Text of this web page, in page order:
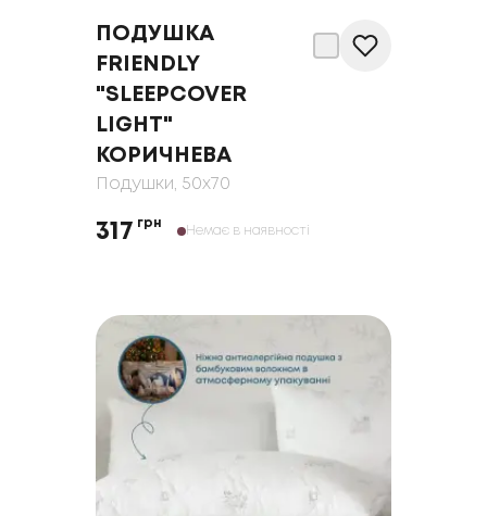
ПОДУШКА
FRIENDLY
"SLEEPCOVER
LIGHT"
КОРИЧНЕВА
Подушки, 50x70
317 грн
Немає в наявності